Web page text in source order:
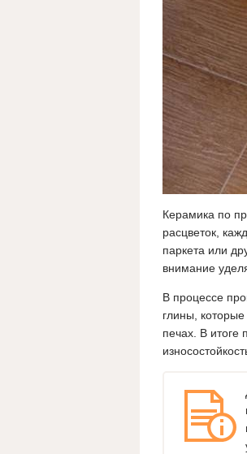
Керамика по
расцветок,
паркета или
внимание
В процессе
глины,
печах. В итоге